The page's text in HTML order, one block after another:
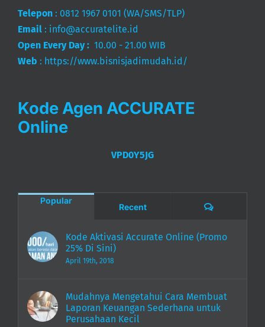
Telepon : 0812 1967 0101 (WA/SMS/TLP)
Email : info@accuratelite.id
Open Every Day : 10.00 - 21.00 WIB
Web : https://www.bisnisjadimudah.id/
Kode Agen ACCURATE
Online
VPD0Y5JG
Popular
Recent Comments
Kode Aktivasi Accurate Online (Promo
25% Di Sini)
April 19th, 2018
Mudahnya Mengetahui Cara Membuat
Laporan Keuangan Sederhana untuk
Perusahaan Kecil